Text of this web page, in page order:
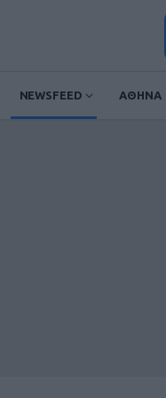
NEWSFEED ΑΘΗΝΑ